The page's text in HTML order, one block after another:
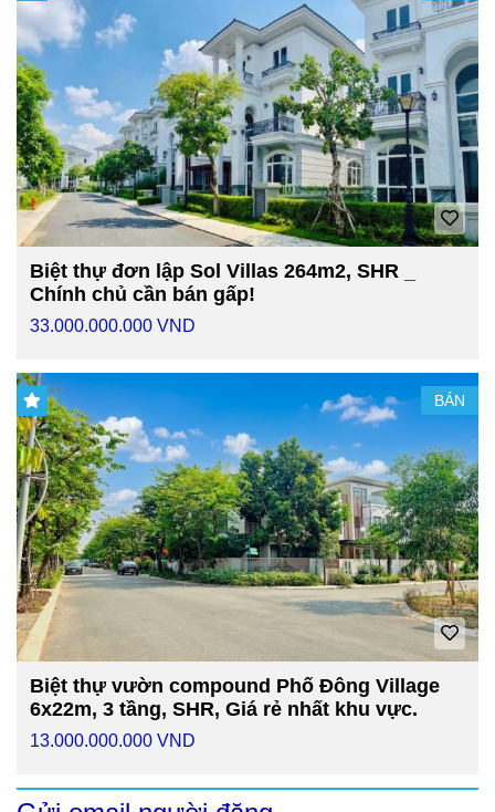
Biệt thự đơn lập Sol Villas 264m2, SHR _
Chính chủ cần bán gấp!
33.000.000.000 VND
BÁN
Biệt thự vườn compound Phố Đông Village
6x22m, 3 tầng, SHR, Giá rẻ nhất khu vực.
13.000.000.000 VND